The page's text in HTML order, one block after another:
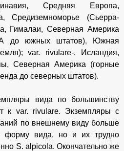
Средняя Европа,
Средиземноморье (Сьерра-
Гималаи, Северная Америка
до южных штатов), Южная
var. rivulare-. Исландия,
Северная Америка (горные
до северных штатов).
вида по большинству
к var. rivulare. Экземпляры с
по внешнему виду больше
форму вида, но и их трудно
S. alpicola. Окончательно же